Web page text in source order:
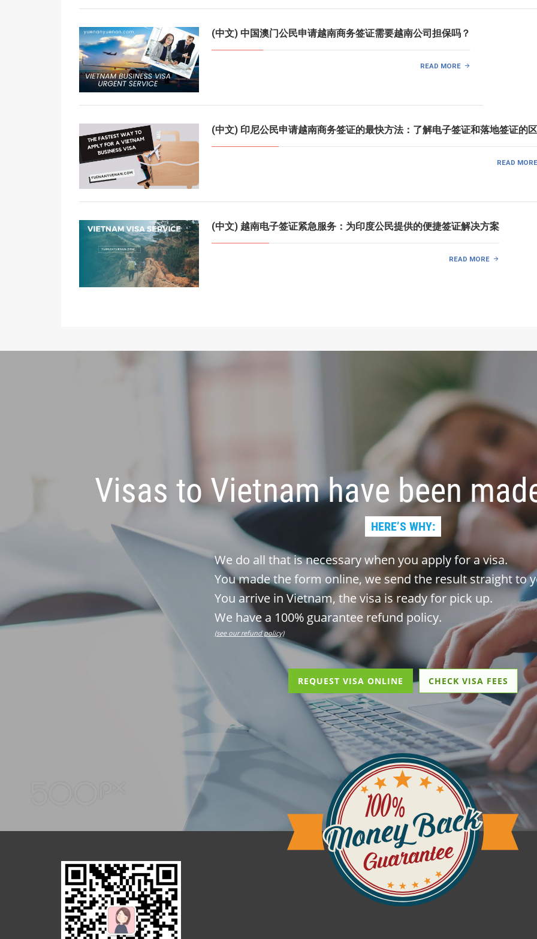
(中文) 中国澳门公民申请越南商务签证需要越南公司担保吗？
READ MORE
(中文) 印尼公民申请越南商务签证的最快方法：了解电子签证和落地签证的
READ
(中文) 越南电子签证紧急服务：为印度公民提供的便捷签证解决方案
READ MORE
Visas to Vietnam have been
HERE’S WHY:
We do all that is necessary when you apply for a visa.
You made the form online, we send the result straight to
You arrive in Vietnam, the visa is ready for pick up.
We have a 100% guarantee refund policy.
(see our refund policy)
REQUEST VISA ONLINE CHECK VISA FEES